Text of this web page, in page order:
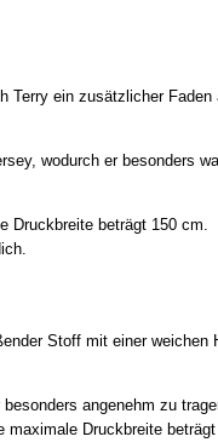
Terry ein zusätzlicher
wodurch er besonders
Druckbreite beträgt 150 cm.
Stoff mit einer
angenehm zu
Druckbreite beträgt